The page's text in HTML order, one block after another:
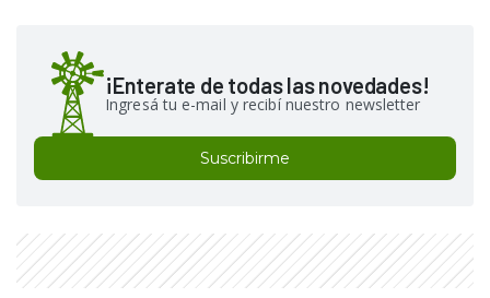
¡Enterate de todas las novedades!
Ingresá tu e-mail y recibí nuestro newsletter
Suscribirme